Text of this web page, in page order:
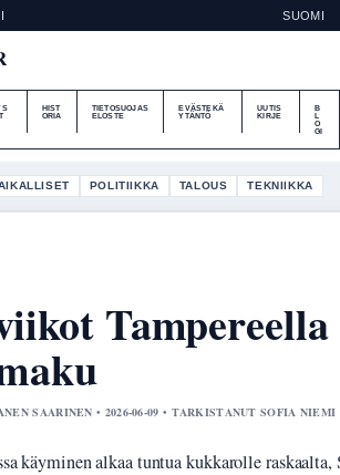
SUOMI
HIST
ORIA
TIETOSUOJAS
ELOSTE
EVÄSTEKÄ
YTÄNTÖ
UUTIS
KIRJE
B
O
GI
POLITIIKKA TALOUS TEKNIIKKA
Tampereella
SAARINEN • 2026-06-09 • TARKISTANUT SOFIA NIEMI
käyminen alkaa tuntua kukkarolle